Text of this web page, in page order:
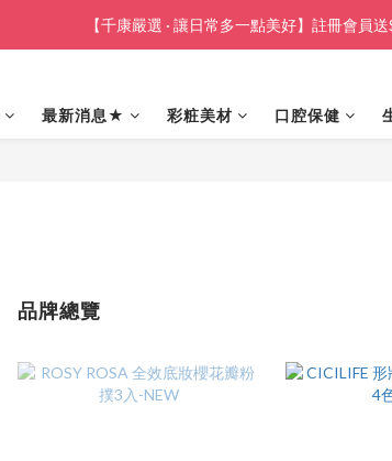
【千康嚴選 · 讓日常多一點美好】註冊會員
最新消息★ 彩粧美材 口腔保健
品牌總覽